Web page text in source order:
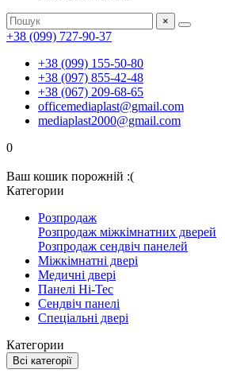
×
+38 (099) 727-90-37
+38 (099) 155-50-80
+38 (097) 855-42-48
+38 (067) 209-68-65
officemediaplast@gmail.com
mediaplast2000@gmail.com
0
Ваш кошик порожній :(
Категории
Розпродаж
Розпродаж міжкімнатних дверей
Розпродаж сендвіч панелей
Міжкімнатні двері
Медичні двері
Панелі Hi-Tec
Сендвіч панелі
Спеціальні двері
Категории
Всі категорії